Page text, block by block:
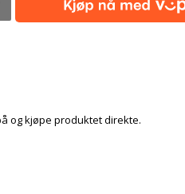
og kjøpe produktet direkte.